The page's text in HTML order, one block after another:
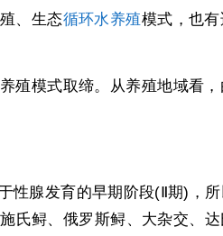
、生态循环水养殖模式，也
殖模式取缔。从养殖地域看
性腺发育的早期阶段(Ⅱ期)，
鲟、俄罗斯鲟、大杂交、达